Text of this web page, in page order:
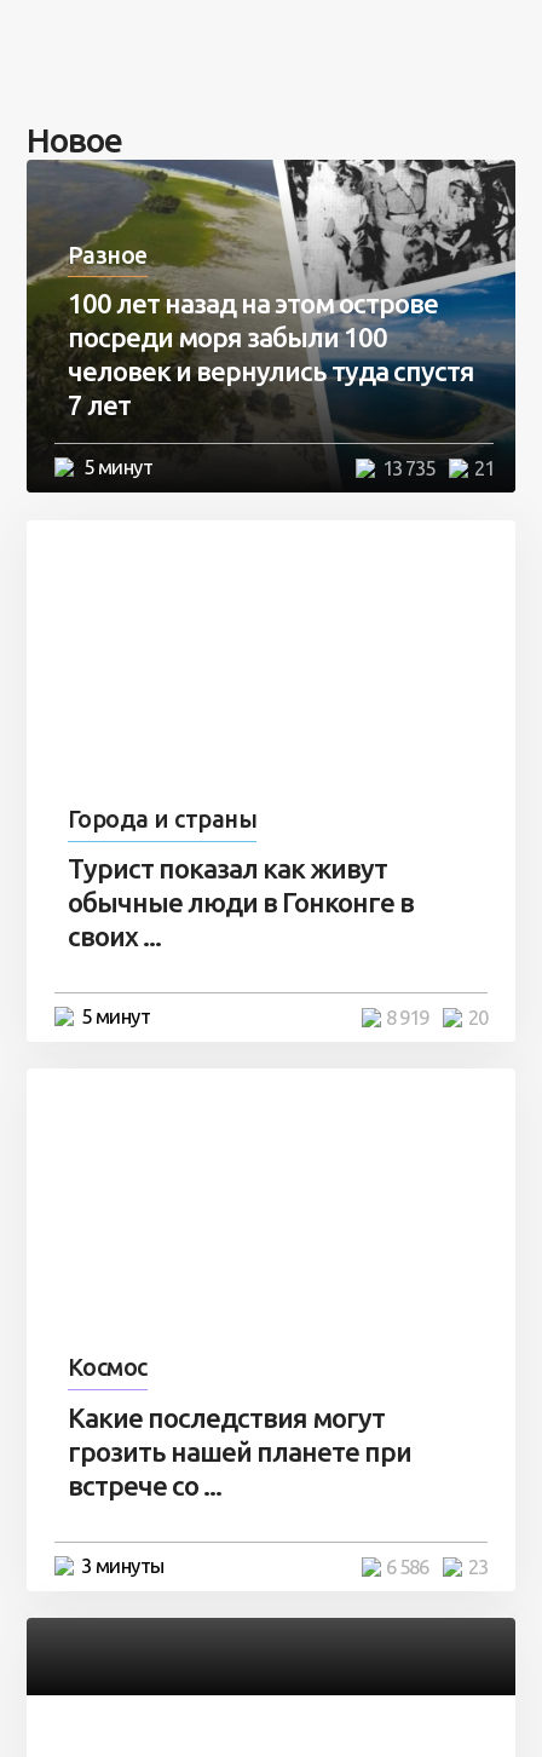
Новое
Разное
100 лет назад на этом острове
посреди моря забыли 100
человек и вернулись туда спустя
7 лет
5 минут 21
13 735
Города и страны
Турист показал как живут
обычные люди в Гонконге в
своих ...
5 минут 20
8 919
Космос
Какие последствия могут
грозить нашей планете при
встрече со ...
3 минуты 23
6 586